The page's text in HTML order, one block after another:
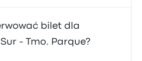
bilet dla
- Tmo. Parque?